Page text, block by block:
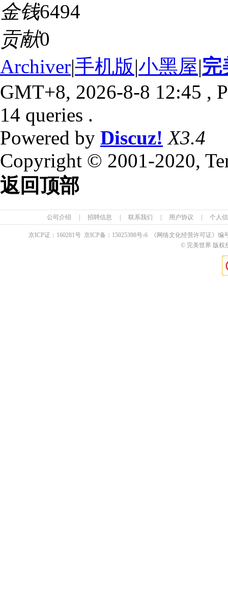
金钱6494
贡献0
Archiver|手机版|小黑屋|完
GMT+8, 2026-8-8 12:45 ,
14 queries .
Powered by Discuz! X3.4
Copyright © 2001-2020,
返回顶部
公司介绍 招聘信息 联系我们 用户协议 个人
京ICP证： 160281号 京ICP备： 15025398号-6 《网络文化经营许可证》编
© 完美世界 版权